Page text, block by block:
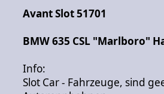
Avant Slot 51701
BMW 635 CSL "Marlboro"
Info:
Slot Car - Fahrzeuge, sind